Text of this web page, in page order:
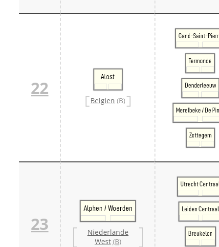
22
Alost
Belgien (B)
Gand-Saint-
Termonde
Denderleeuw
Merelbeke / De
Zottegem
23
Alphen / Woerden
Niederlande
West (B)
Utrecht
Leiden Centraal
Breukelen